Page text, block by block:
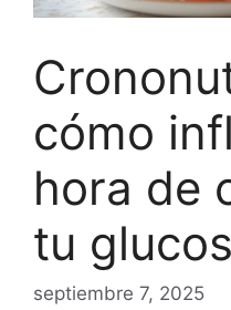
cómo
hora de
tu
septiembre 7, 2025